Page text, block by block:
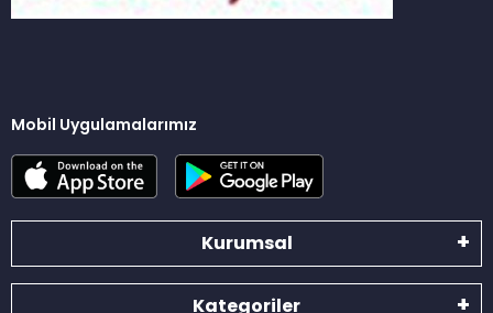
Mobil Uygulamalarımız
Kurumsal
Kategoriler